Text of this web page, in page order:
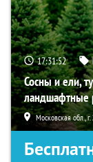
17:31:51
Сосны и ели,
ландшафтные
Московская обл.,